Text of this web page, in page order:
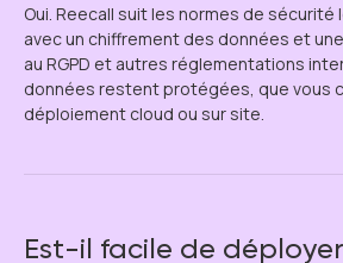
Oui. Reecall suit les normes de
avec un chiffrement des données et
au RGPD et autres réglementations
données restent protégées, que vous
déploiement cloud ou sur site.
Est-il facile de déployer